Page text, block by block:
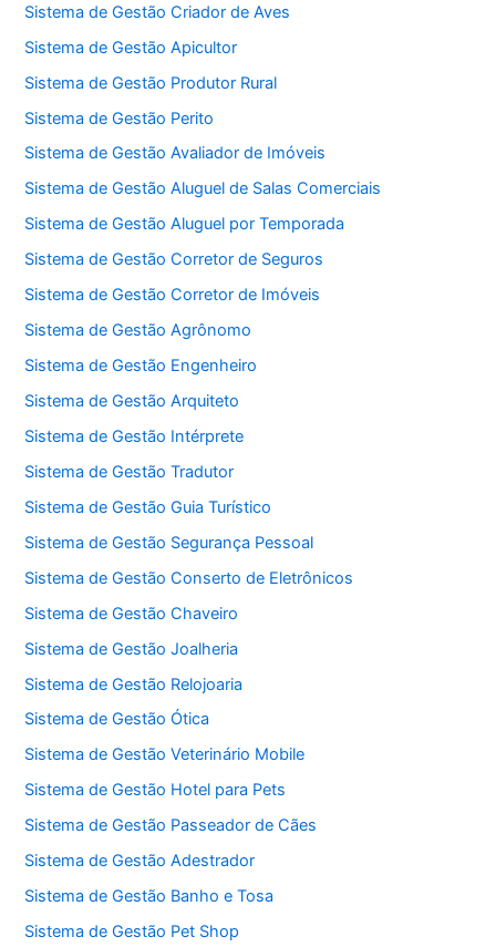
Sistema de Gestão Criador de Aves
Sistema de Gestão Apicultor
Sistema de Gestão Produtor Rural
Sistema de Gestão Perito
Sistema de Gestão Avaliador de Imóveis
Sistema de Gestão Aluguel de Salas Comerciais
Sistema de Gestão Aluguel por Temporada
Sistema de Gestão Corretor de Seguros
Sistema de Gestão Corretor de Imóveis
Sistema de Gestão Agrônomo
Sistema de Gestão Engenheiro
Sistema de Gestão Arquiteto
Sistema de Gestão Intérprete
Sistema de Gestão Tradutor
Sistema de Gestão Guia Turístico
Sistema de Gestão Segurança Pessoal
Sistema de Gestão Conserto de Eletrônicos
Sistema de Gestão Chaveiro
Sistema de Gestão Joalheria
Sistema de Gestão Relojoaria
Sistema de Gestão Ótica
Sistema de Gestão Veterinário Mobile
Sistema de Gestão Hotel para Pets
Sistema de Gestão Passeador de Cães
Sistema de Gestão Adestrador
Sistema de Gestão Banho e Tosa
Sistema de Gestão Pet Shop